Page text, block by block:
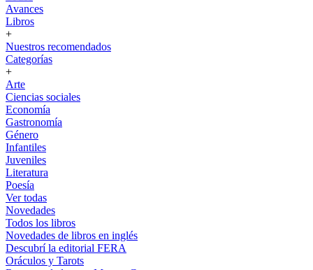
Avances
Libros
+
Nuestros recomendados
Categorías
+
Arte
Ciencias sociales
Economía
Gastronomía
Género
Infantiles
Juveniles
Literatura
Poesía
Ver todas
Novedades
Todos los libros
Novedades de libros en inglés
Descubrí la editorial FERA
Oráculos y Tarots